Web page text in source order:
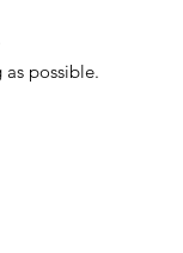
possible.